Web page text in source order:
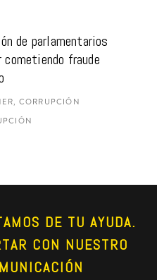
de parlamentarios
fraude
CORRUPCIÓN
DE TU AYUDA.
CON NUESTRO